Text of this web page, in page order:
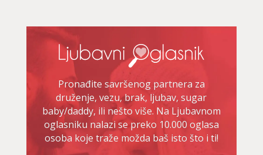
Pronađite savršenog partnera za
druženje, vezu, brak, ljubav, sugar
baby/daddy, ili nešto više. Na Ljubavnom
oglasniku nalazi se preko 10.000 oglasa
osoba koje traže možda baš isto što i ti!